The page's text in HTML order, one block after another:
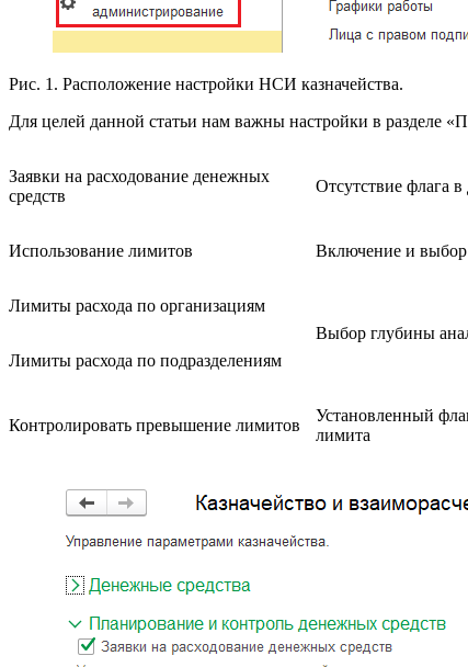
Рис. 1. Расположение настройки НСИ казначейства.
Для целей данной статьи нам важны настройки в разделе
Заявки на расходование денежных
средств
Отсутствие флага
Использование лимитов Включение и выбор
Лимиты расхода по организациям
Выбор глубины
Лимиты расхода по подразделениям
Контролировать превышение лимитов
Установленный
лимита